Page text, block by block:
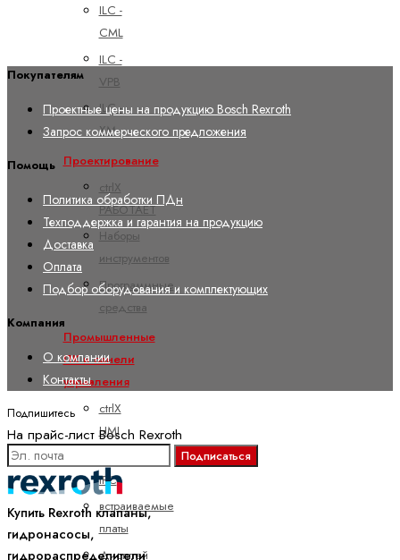
ILC -
CML
ILC -
VPB
ILC -
XM
Проектирование
ctrlX
РАБОТАЕТ
Наборы
инструментов
Программные
средства
Промышленные
ПК и панели
управления
ctrlX
HMI
IPC
встраиваемые
платы
Дисплей
Покупателям
Проектные цены на продукцию Bosch Rexroth
Запрос коммерческого предложения
Помощь
Политика обработки ПДн
Техподдержка и гарантия на продукцию
Доставка
Оплата
Подбор оборудования и комплектующих
Компания
О компании
Контакты
Подпишитесь
На прайс-лист Bosch Rexroth
Подписаться
Купить Rexroth клапаны,
гидронасосы,
гидрораспределители